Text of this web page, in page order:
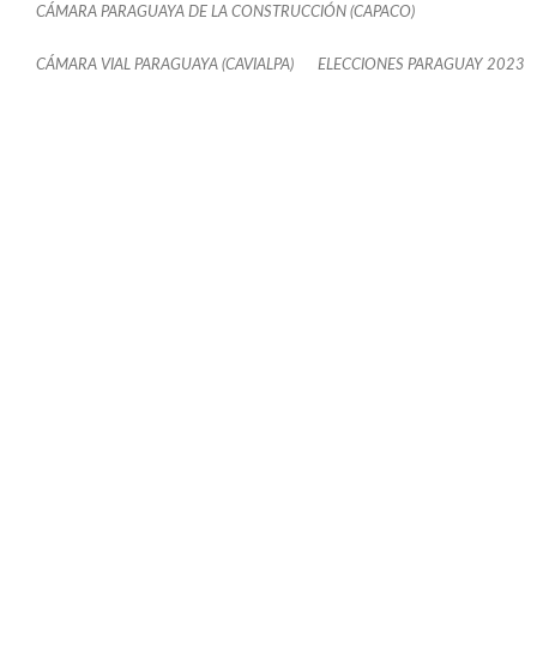
CÁMARA PARAGUAYA DE LA CONSTRUCCIÓN (CAPACO)
CÁMARA VIAL PARAGUAYA (CAVIALPA) ELECCIONES PARAGUAY 2023